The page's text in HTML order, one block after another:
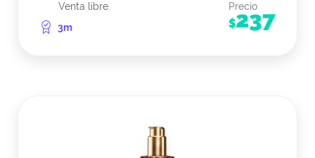
Venta libre
3m
Precio
$237